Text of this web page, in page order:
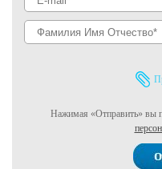
Нажимая «Отправить» вы